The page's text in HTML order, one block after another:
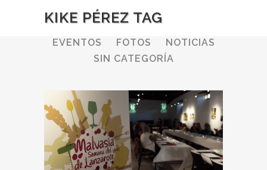
KIKE PÉREZ TAG
ALL BODEGAS
BOLETINES
EVENTOS
FOTOS
NOTICIAS
SIN CATEGORÍA